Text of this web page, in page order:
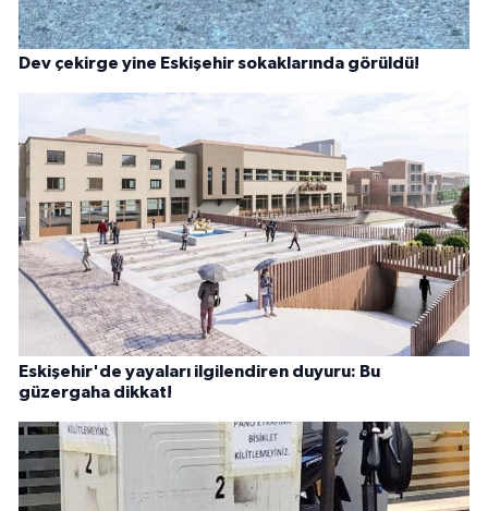
Dev çekirge yine Eskişehir sokaklarında görüldü!
Eskişehir'de yayaları ilgilendiren duyuru: Bu
güzergaha dikkat!